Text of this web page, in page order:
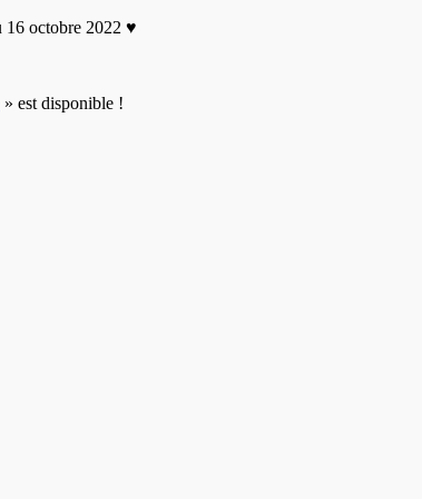
16 octobre 2022 ♥
» est disponible !